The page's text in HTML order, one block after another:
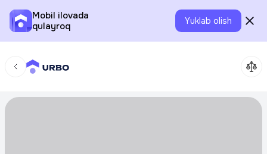
Mobil ilovada
qulayroq
Yuklab olish